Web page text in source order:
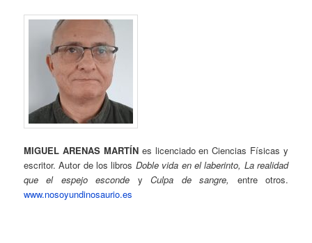
MIGUEL ARENAS MARTÍNes licenciado en Ciencias Físicas y
escritor. Autor de los libros Doble vida en el laberinto, La realidad
que el espejo esconde yCulpa de sangre, entre otros.
www.nosoyundinosaurio.es